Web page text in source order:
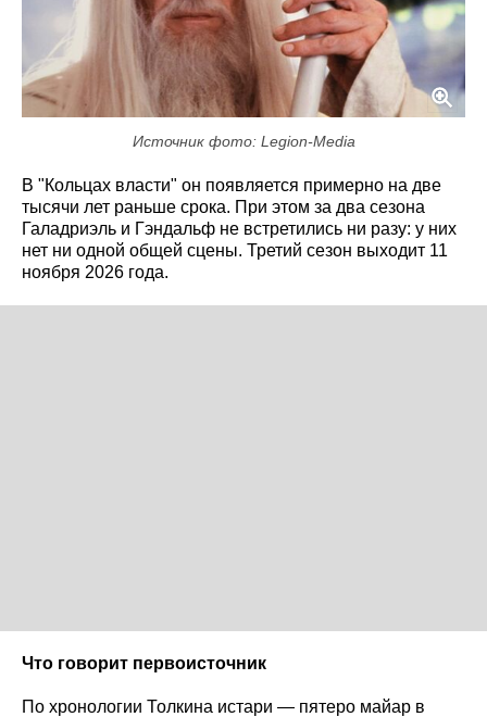
Источник фото: Legion-Media
В "Кольцах власти" он появляется примерно на две
тысячи лет раньше срока. При этом за два сезона
Галадриэль и Гэндальф не встретились ни разу: у них
нет ни одной общей сцены. Третий сезон выходит 11
ноября 2026 года.
Что говорит первоисточник
По хронологии Толкина истари — пятеро майар в